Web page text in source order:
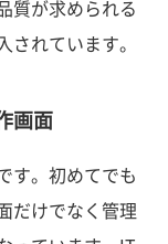
質が求められる
されています。
画面
す。初めてでも
だけでなく管理